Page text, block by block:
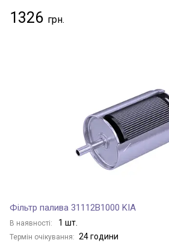
1326
Фільтр палива 31112B1000 KIA
В наявності: 1 шт.
Термін очікування: 24 години